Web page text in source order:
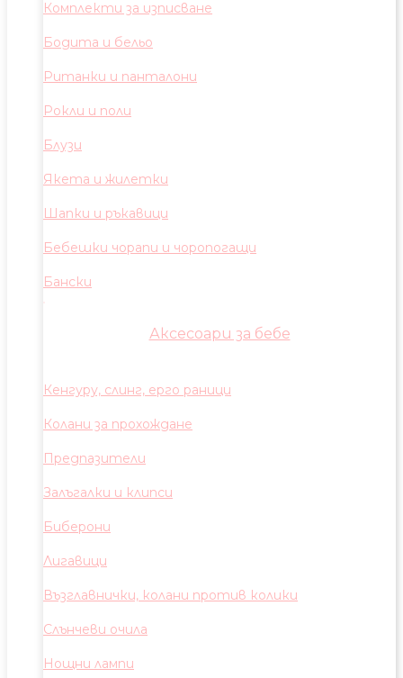
Комплекти за изписване
Бодита и бельо
Ританки и панталони
Рокли и поли
Блузи
Якета и жилетки
Шапки и ръкавици
Бебешки чорапи и чоропогащи
Бански
Аксесоари за бебе
Кенгуру, слинг, ерго раници
Колани за прохождане
Предпазители
Залъгалки и клипси
Биберони
Лигавици
Възглавнички, колани против колики
Слънчеви очила
Нощни лампи